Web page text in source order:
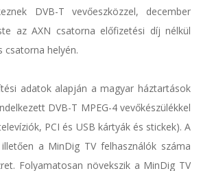
DVB-T vevőeszközzel, december
az AXN csatorna előfizetési díj nélkül
csatorna helyén.
adatok alapján a magyar háztartások
DVB-T MPEG-4 vevőkészülékkel
PCI és USB kártyák és stickek). A
a MinDig TV felhasználók száma
Folyamatosan növekszik a MinDig TV